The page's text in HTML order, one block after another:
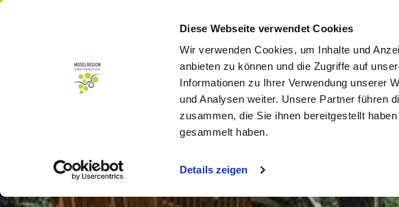
Diese Webseite verwendet Cookies
Wir verwenden Cookies, um Inhalte und
anbieten zu können und die Zugriffe auf
Informationen zu Ihrer Verwendung unserer
und Analysen weiter. Unsere Partner führen
zusammen, die Sie ihnen bereitgestellt
gesammelt haben.
Details zeigen